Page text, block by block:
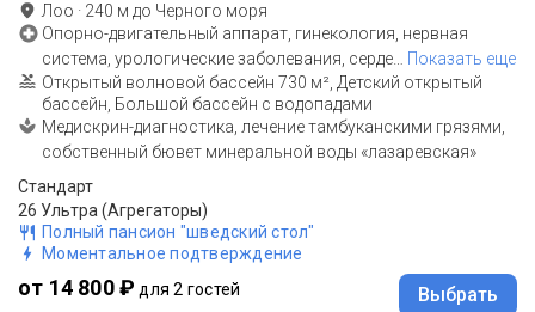
Лоо · 240 м до Черного моря
Опорно-двигательный аппарат, гинекология, нервная
система, урологические заболевания, серде
Показать еще
Открытый волновой бассейн 730 м², Детский открытый
бассейн, Большой бассейн с водопадами
Медискрин-диагностика, лечение тамбуканскими грязями,
собственный бювет минеральной воды «лазаревская»
Стандарт
26 Ультра (Агрегаторы)
Полный пансион "шведский стол"
Моментальное подтверждение
от 14 800 ₽ для 2 гостей Выбрать